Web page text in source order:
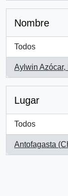
Nombre
Todos
Aylwin Azócar,
, 1 resultados
Lugar
Todos
Antofagasta
, 1 resultados